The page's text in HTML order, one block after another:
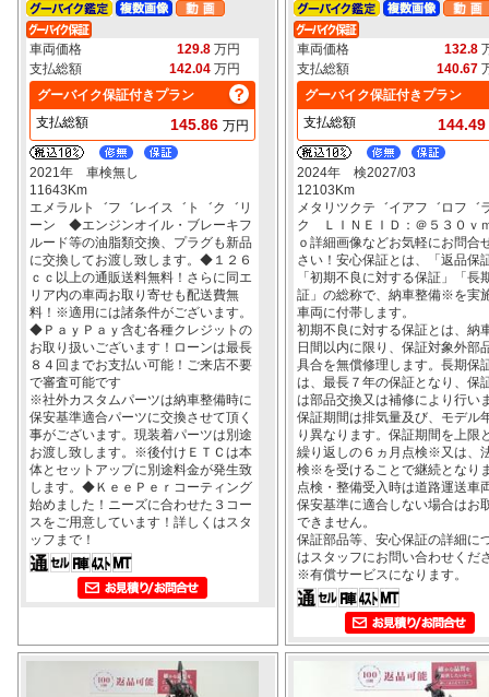
車両価格 129.8 万円
支払総額
142.04 万円
グーバイク保証付きプラン
支払総額
145.86 万円
2021年 車検無し
11643Km
エメラルト゛フ゛レイス゛ト゛ク゛リ
ーン ◆エンジンオイル・ブレーキフ
ルード等の油脂類交換、プラグも新品
に交換してお渡し致します。◆１２６
ｃｃ以上の通販送料無料！さらに同エ
リア内の車両お取り寄せも配送費無
料！※適用には諸条件がございます。
◆ＰａｙＰａｙ含む各種クレジットの
お取り扱いございます！ローンは最長
８４回までお支払い可能！ご来店不要
で審査可能です
※社外カスタムパーツは納車整備時に
保安基準適合パーツに交換させて頂く
事がございます。現装着パーツは別途
お渡し致します。※後付けＥＴＣは本
体とセットアップに別途料金が発生致
します。◆ＫｅｅＰｅｒコーティング
始めました！ニーズに合わせた３コー
スをご用意しています！詳しくはスタ
ッフまで！
車両価格 132.8
支払総額
140.67
グーバイク保証付きプラン
支払総額
144.49
2024年 検2027/03
12103Km
メタリツクテ゛イアフ゛ロフ゛
ク ＬＩＮＥＩＤ：＠５３０ｖ
ｏ詳細画像などお気軽にお問合
さい！安心保証とは、「返品保
「初期不良に対する保証」「長
証」の総称で、納車整備※を実
車両に付帯します。
初期不良に対する保証とは、納
日間以内に限り、保証対象外部
具合を無償修理します。長期保
は、最長７年の保証となり、保
は部品交換又は補修により行い
保証期間は排気量及び、モデル
り異なります。保証期間を上限
繰り返しの６ヵ月点検※又は、
検※を受けることで継続となり
点検・整備受入時は道路運送車
保安基準に適合しない場合はお
できません。
保証部品等、安心保証の詳細に
はスタッフにお問い合わせくだ
※有償サービスになります。